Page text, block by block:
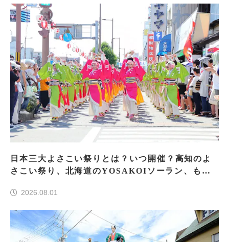
日本三大よさこい祭りとは？いつ開催？高知のよ
さこい祭り、北海道のYOSAKOIソーラン、もう
2026.08.01